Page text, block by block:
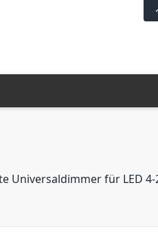
Universaldimmer für LED